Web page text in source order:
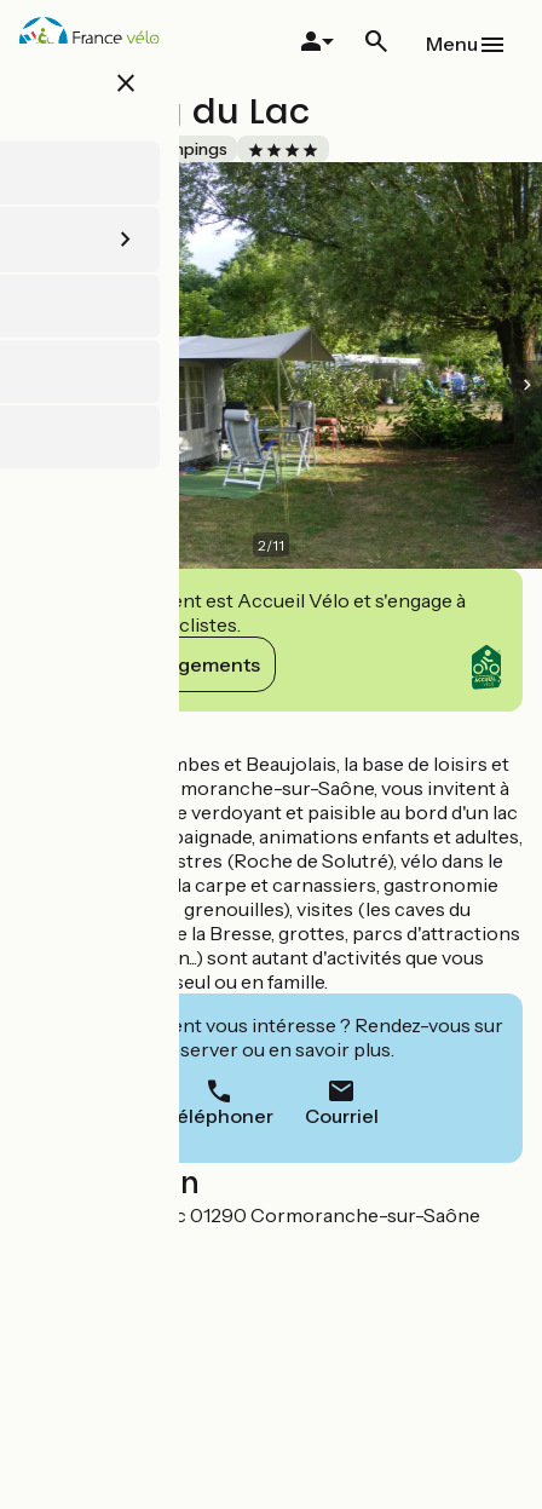
Aller
au
close
Menu
Camping du Lac
Campings
2/11
Cet établissement est Accueil Vélo et s'engage à
accueillir des cyclistes.
Voir ses engagements
Entre Bresse, Dombes et Beaujolais, la base de loisirs et
le camping de Cormoranche-sur-Saône, vous invitent à
découvrir un cadre verdoyant et paisible au bord d'un lac
aménagé. Repos, baignade, animations enfants et adultes,
randonnées pédestres (Roche de Solutré), vélo dans le
vignoble, pêche à la carpe et carnassiers, gastronomie
(poulet de Bresse, grenouilles), visites (les caves du
vignoble, musée de la Bresse, grottes, parcs d'attractions
et animalier, Mâcon...) sont autant d'activités que vous
pouvez pratiquer seul ou en famille.
Cet établissement vous intéresse ? Rendez-vous sur
leur site pour réserver ou en savoir plus.
Téléphoner Courriel
Localisation
365 chemin du Lac 01290 Cormoranche-sur-Saône